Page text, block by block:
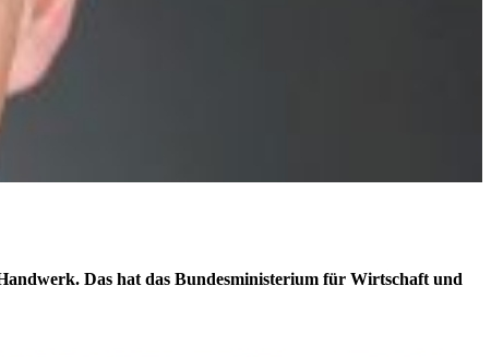
Das hat das Bundesministerium für Wirtschaft und